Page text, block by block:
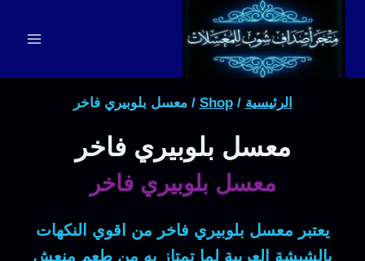
المحتوى
الرئيسية /
Shop
/ معسل بلوبيري فاخر
معسل بلوبيري فاخر
معسل بلوبيري فاخر
يعتبر معسل بلوبيري فاخر من اقوي النكهات
بالشيشة العربية لما تمتاز به من طعم منعش